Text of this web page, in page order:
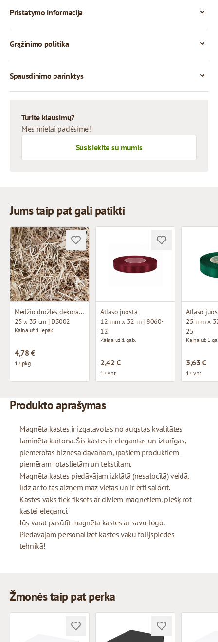
Pristatymo informacija
Grąžinimo politika
Spausdinimo parinktys
Turite klausimų?
Mes mielai padėsime!
Susisiekite su mumis
Jums taip pat gali patikti
Medžio drožlės dekoravimui
25 x 35 cm | DS002
Kaina už 1 iepak.
4,78 €
1+ pkg.
Atlaso juosta
12 mm x 32 m | 8060-
12
Kaina už 1 gab.
2,42 €
1+ vnt.
Atlaso
25 mm x
25
Kaina už 1
3,63 €
1+ vnt.
Produkto aprašymas
Magnēta kastes ir izgatavotas no augstas kvalitātes
laminēta kartona. Šis kastes ir elegantas un izturīgas,
piemērotas biznesa dāvanām, īpašiem produktiem -
piemēram rotaslietām un tekstilam.
Magnēta kastes piedāvājam izklātā (nesalocītā) veidā,
līdz ar to tās aizņem maz vietas un ir ērti salocīt.
Kastes vāks tiek fiksēts ar diviem magnētiem, piešķirot
kastei eleganci.
Jūs varat pasūtīt magnēta kastes ar savu logo.
Piedāvājam personalizēt kastes vāku folijspiedes
tehnikā!
Žmonės taip pat perka